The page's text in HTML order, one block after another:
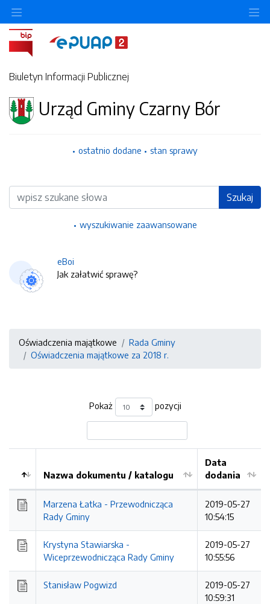
Biuletyn Informacji Publicznej
Urząd Gminy Czarny Bór
ostatnio dodane stan sprawy
Wyszukiwarka Szukaj
wyszukiwanie zaawansowane
eBoi
Jak załatwić sprawę?
Oświadczenia majątkowe
Rada Gminy
Oświadczenia majątkowe za 2018 r.
Pokaż pozycji
Kolejność
Nazwa dokumentu / katalogu
Data
dodania
Marzena Łatka - Przewodnicząca
Rady Gminy
2019-05-27
10:54:15
Krystyna Stawiarska -
Wiceprzewodnicząca Rady Gminy
2019-05-27
10:55:56
Stanisław Pogwizd
2019-05-27
10:59:31